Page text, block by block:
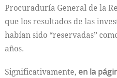
Procuraduría General de la
que los resultados de las
habían sido “reservadas”
años.
Significativamente, en la